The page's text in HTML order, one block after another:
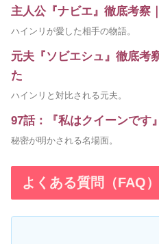
主人公『ナビエ』徹底考察
ハインリが愛した相手の物語。
元夫『ソビエシュ』徹底考
た
ハインリと対比される元夫。
97話：『私はクイーンです
秘密が明かされる名場面。
よくある質問（FAQ）